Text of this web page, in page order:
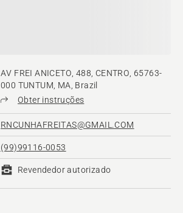
AV FREI ANICETO, 488, CENTRO, 65763-
000 TUNTUM, MA, Brazil
Obter instruções
RNCUNHAFREITAS@GMAIL.COM
(99)99116-0053
Revendedor autorizado